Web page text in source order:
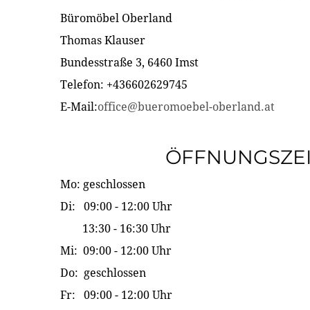
Büromöbel Oberland
Thomas Klauser
Bundesstraße 3, 6460 Imst
Telefon: +436602629745
E-Mail:office@bueromoebel-oberland.at
Mo: geschlossen
Di: 09:00 - 12:00 Uhr
13:30 - 16:30 Uhr
Mi: 09:00 - 12:00 Uhr
Do: geschlossen
Fr: 09:00 - 12:00 Uhr